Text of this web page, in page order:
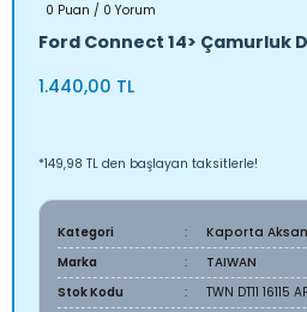
0 Puan / 0 Yorum
Ford Connect 14> Çamurluk
1.440,00 TL
*149,98 TL den başlayan taksitlerle!
Kategori
Kaporta
Marka
TAIWAN
Stok Kodu
TWN DT11 16115 AF